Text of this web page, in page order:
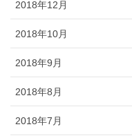
2018年12月
2018年10月
2018年9月
2018年8月
2018年7月